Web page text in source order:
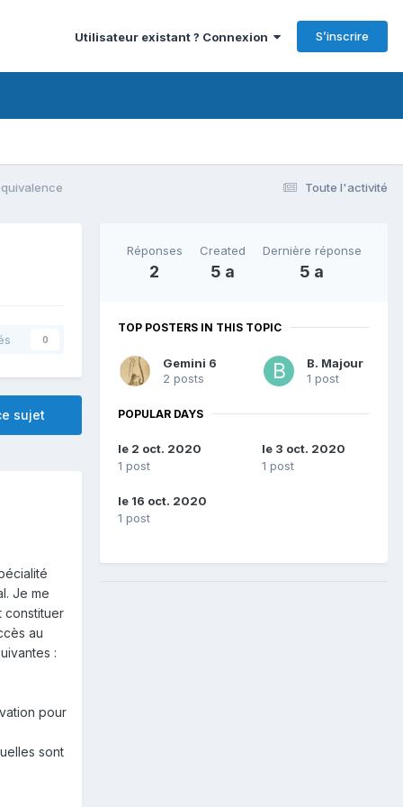
Utilisateur existant ? Connexion S’inscrire
Toute l'activité
0
sujet
Je me
constituer
au
:
pour
sont
Réponses
2
Created
5 a
Dernière réponse
5 a
TOP POSTERS IN THIS TOPIC
Gemini 6
2 posts
B. Majour
1 post
POPULAR DAYS
le 2 oct. 2020
1 post
le 3 oct. 2020
1 post
le 16 oct. 2020
1 post